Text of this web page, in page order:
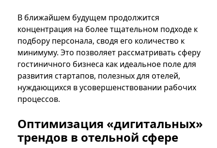
В ближайшем будущем продолжится
концентрация на более тщательном подходе к
подбору персонала, сводя его количество к
минимуму. Это позволяет рассматривать сферу
гостиничного бизнеса как идеальное поле для
развития стартапов, полезных для отелей,
нуждающихся в усовершенствовании рабочих
процессов.
Оптимизация «дигитальных»
трендов в отельной сфере